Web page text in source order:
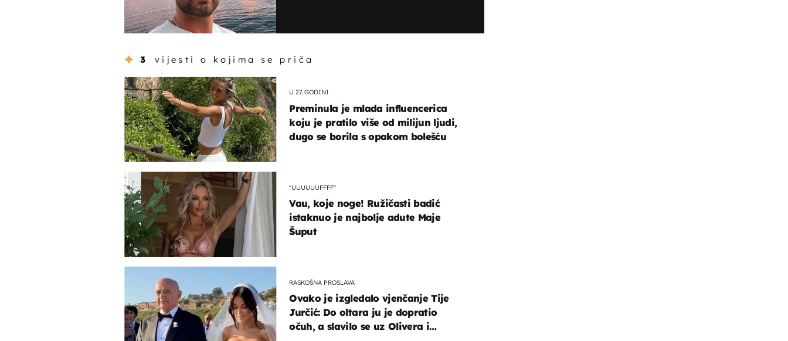
3 vijesti o kojima se priča
U 27. GODINI
Preminula je mlada influencerica
koju je pratilo više od milijun ljudi,
dugo se borila s opakom bolešću
"UUUUUUFFFF"
Vau, koje noge! Ružičasti badić
istaknuo je najbolje adute Maje
Šuput
RASKOŠNA PROSLAVA
Ovako je izgledalo vjenčanje Tije
Jurčić: Do oltara ju je dopratio
očuh, a slavilo se uz Olivera i